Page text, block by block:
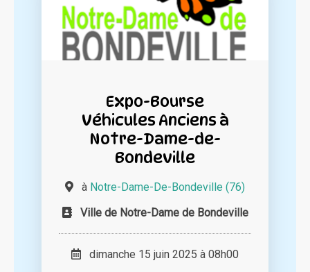
Expo-Bourse
Véhicules Anciens à
Notre-Dame-de-
Bondeville
à Notre-Dame-De-Bondeville (76)
Ville de Notre-Dame de Bondeville
dimanche 15 juin 2025 à 08h00